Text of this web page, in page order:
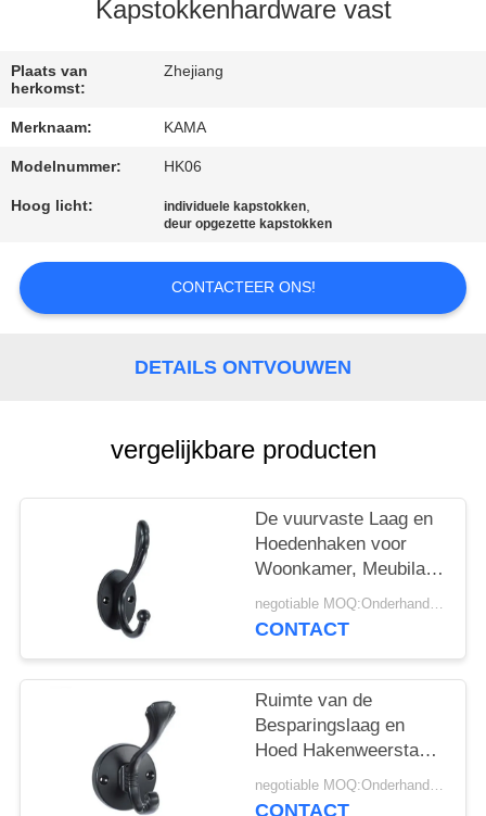
EEN
CITAAT
SITEMAP
Kapstokkenhardware vast
Plaats van
herkomst:
Zhejiang
Merknaam: KAMA
Modelnummer: HK06
Hoog licht: individuele kapstokken,
deur opgezette kapstokken
CONTACTEER ONS!
DETAILS ONTVOUWEN
vergelijkbare producten
De vuurvaste Laag en
Hoedenhaken voor
Woonkamer, Meubilair
handhaven Vrij
negotiable MOQ:Onderhandeling
CONTACT
Ruimte van de
Besparingslaag en
Hoed Hakenweerstand
tegen Effectvochtigheid
Antiroest
negotiable MOQ:Onderhandeling
CONTACT